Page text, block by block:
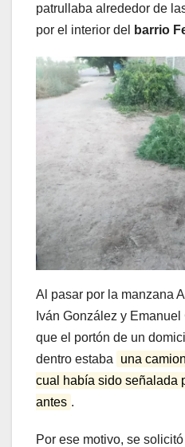
patrullaba alrededor de
por el interior del
barrio
Al pasar por la manzana
Iván González y
que el portón de un
dentro estaba
una
cual había sido señalada
antes .
Por ese motivo, se